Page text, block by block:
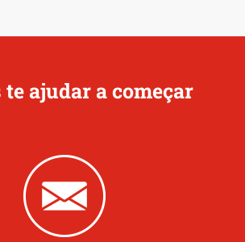
te ajudar a começar